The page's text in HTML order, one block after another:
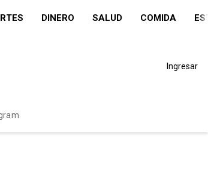
DINERO SALUD COMIDA
Ingresar